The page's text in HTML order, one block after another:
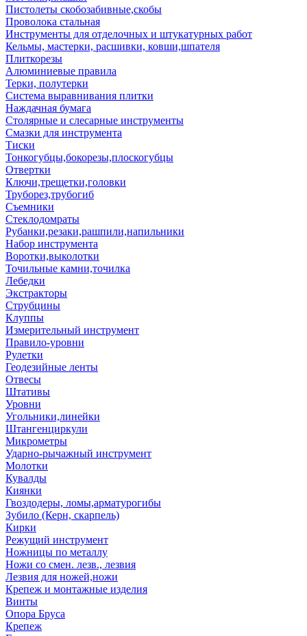
Пистолеты скобозабивные,скобы
Проволока стальная
Инструменты для отделочных и штукатурных работ
Кельмы, мастерки, расшивки, ковши,шпателя
Плиткорезы
Алюминиевые правила
Терки, полутерки
Система выравнивания плитки
Наждачная бумага
Столярные и слесарные инструменты
Смазки для инструмента
Тиски
Тонкогубцы,бокорезы,плоскогубцы
Отвертки
Ключи,трещетки,головки
Труборез,трубогиб
Съемники
Стеклодомраты
Рубанки,резаки,рашпили,напильники
Набор инструмента
Воротки,выколотки
Точильные камни,точилка
Лебедки
Экстракторы
Струбцины
Клуппы
Измерительный инструмент
Правило-уровни
Рулетки
Геодезийные ленты
Отвесы
Штативы
Уровни
Угольники,линейки
Штангенциркули
Микрометры
Ударно-рычажный инструмент
Молотки
Кувалды
Киянки
Гвоздодеры, ломы,арматурогибы
Зубило (Керн, скарпель)
Кирки
Режущий инструмент
Ножницы по металлу
Ножи со смен. лезв., лезвия
Лезвия для ножей,ножи
Крепеж и монтажные изделия
Винты
Опора Бруса
Крепеж